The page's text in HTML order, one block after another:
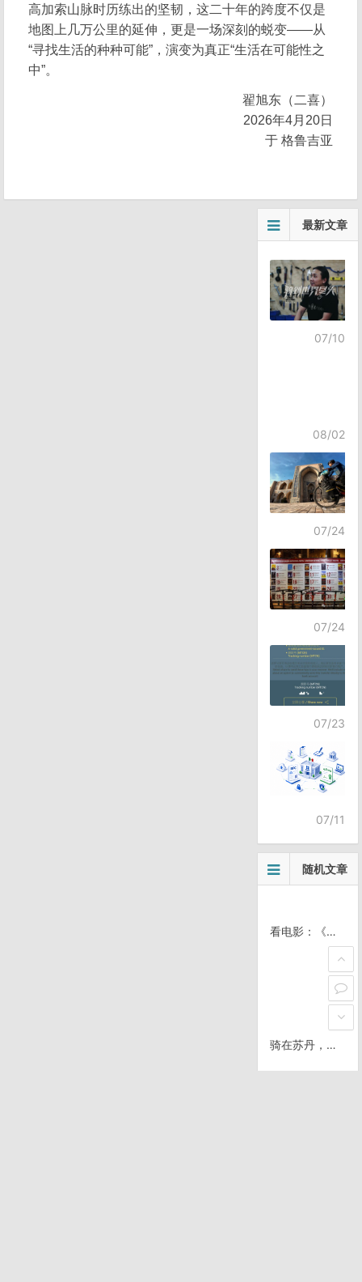
高加索山脉时历练出的坚韧，这二十年的跨度不仅是
地图上几万公里的延伸，更是一场深刻的蜕变——从
“寻找生活的种种可能”，演变为真正“生活在可能性之
中”。
翟旭东（二喜）
2026年4月20日
于 格鲁吉亚
最新文章
07/10
08/02
07/24
07/24
07/23
07/11
随机文章
看电影：《神话》
骑在苏丹，塑料袋系扣